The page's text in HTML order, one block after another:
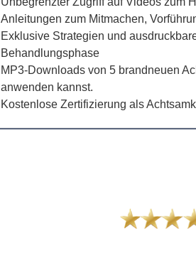
Anleitungen zum Mitmachen,
Exklusive Strategien und
Behandlungsphase
MP3-Downloads von 5 brandneuen
anwenden kannst.
Kostenlose Zertifizierung als